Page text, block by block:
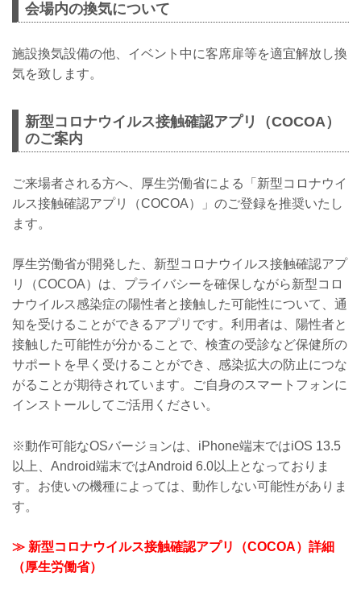
会場内の換気について
施設換気設備の他、イベント中に客席扉等を適宜解放し換
気を致します。
新型コロナウイルス接触確認アプリ（COCOA）
のご案内
ご来場者される方へ、厚生労働省による「新型コロナウイ
ルス接触確認アプリ（COCOA）」のご登録を推奨いたし
ます。
厚生労働省が開発した、新型コロナウイルス接触確認アプ
リ（COCOA）は、プライバシーを確保しながら新型コロ
ナウイルス感染症の陽性者と接触した可能性について、通
知を受けることができるアプリです。利用者は、陽性者と
接触した可能性が分かることで、検査の受診など保健所の
サポートを早く受けることができ、感染拡大の防止につな
がることが期待されています。ご自身のスマートフォンに
インストールしてご活用ください。
※動作可能なOSバージョンは、iPhone端末ではiOS 13.5
以上、Android端末ではAndroid 6.0以上となっておりま
す。お使いの機種によっては、動作しない可能性がありま
す。
≫ 新型コロナウイルス接触確認アプリ（COCOA）詳細
（厚生労働省）